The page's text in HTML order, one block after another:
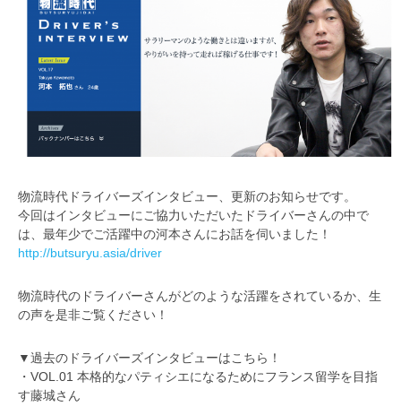
物流時代ドライバーズインタビュー、更新のお知らせです。
今回はインタビューにご協力いただいたドライバーさんの中で
は、最年少でご活躍中の河本さんにお話を伺いました！
http://butsuryu.asia/driver
物流時代のドライバーさんがどのような活躍をされているか、生
の声を是非ご覧ください！
▼過去のドライバーズインタビューはこちら！
・VOL.01 本格的なパティシエになるためにフランス留学を目指
す藤城さん